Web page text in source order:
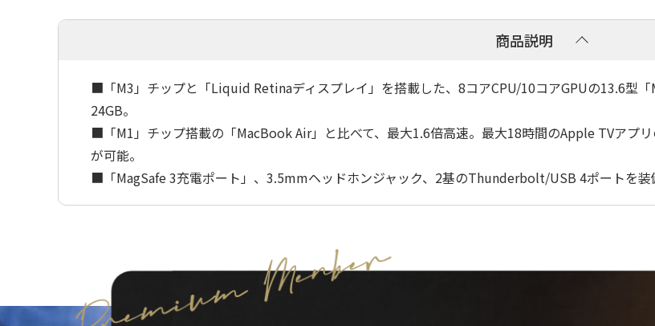
商品説明
■「M3」チップと「Liquid Retinaディスプレイ」を搭載した、8コアCPU/10コアGPUの13.6型
24GB。
■「M1」チップ搭載の「MacBook Air」と比べて、最大1.6倍高速。最大18時間のApple TVアプ
が可能。
■「MagSafe 3充電ポート」、3.5mmヘッドホンジャック、2基のThunderbolt/USB 4ポートを